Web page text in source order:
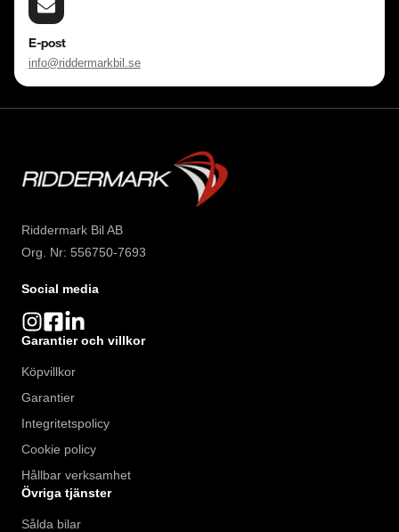
E-post
info@riddermarkbil.se
Riddermark Bil AB
Org. Nr: 556750-7693
Social media
Garantier och villkor
Köpvillkor
Garantier
Integritetspolicy
Cookie policy
Hållbar verksamhet
Övriga tjänster
Sålda bilar